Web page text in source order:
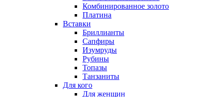
Комбинированное золото
Платина
Вставки
Бриллианты
Сапфиры
Изумруды
Рубины
Топазы
Танзаниты
Для кого
Для женщин